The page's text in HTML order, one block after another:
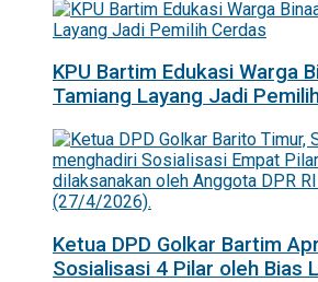
KPU Bartim Edukasi Warga
Tamiang Layang Jadi
Ketua DPD Golkar Bartim
Sosialisasi 4 Pilar oleh Bias